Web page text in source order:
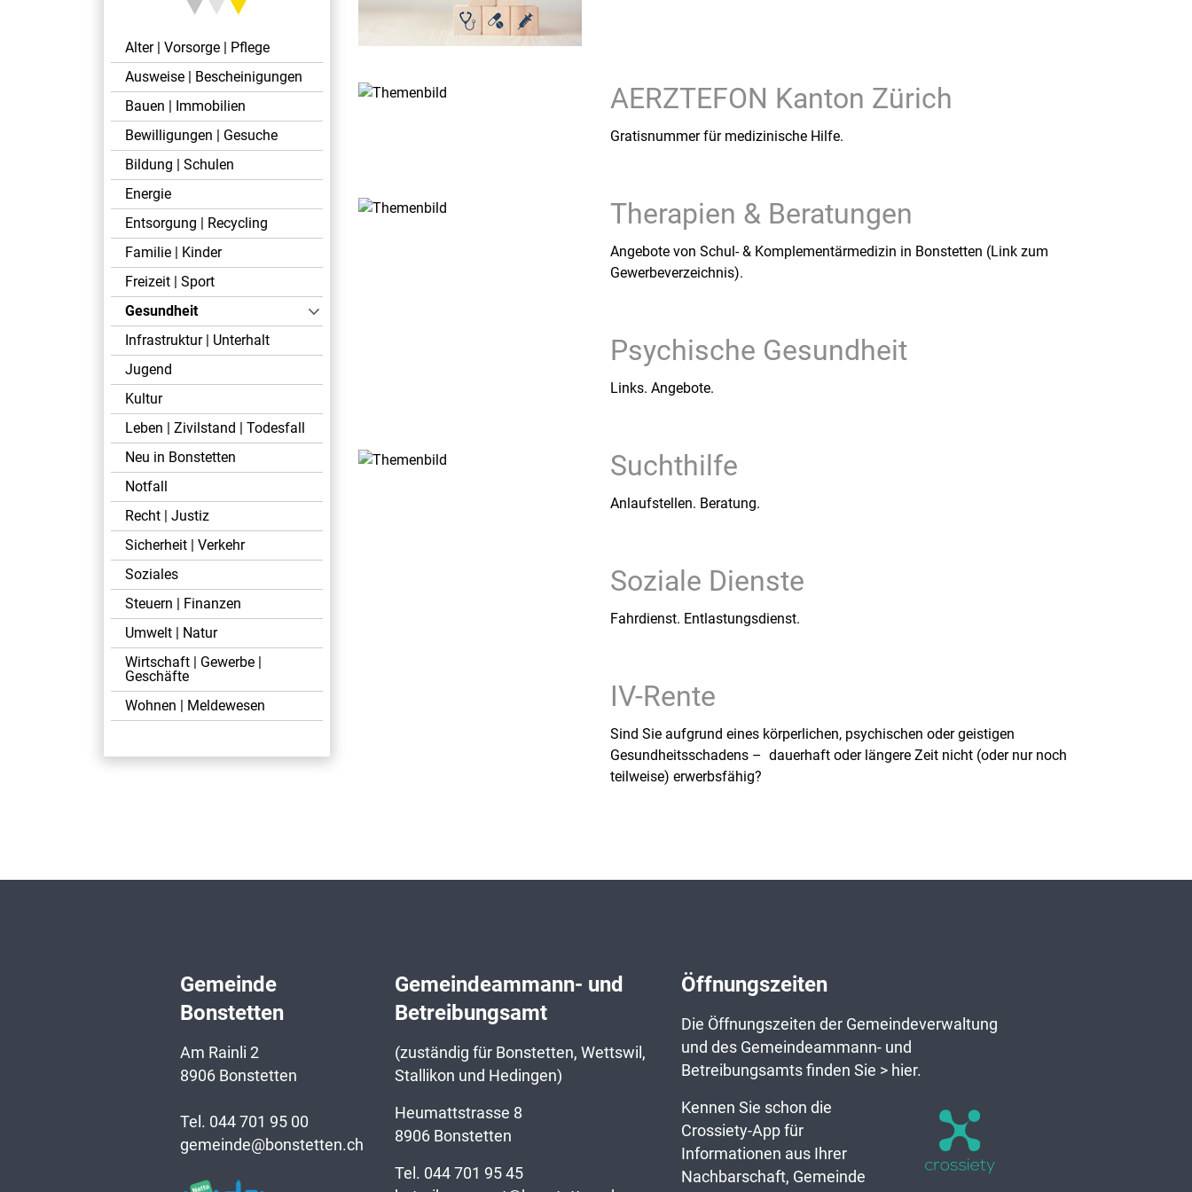
Alter | Vorsorge | Pflege
Ausweise | Bescheinigungen
Bauen | Immobilien
Bewilligungen | Gesuche
Bildung | Schulen
Energie
Entsorgung | Recycling
Familie | Kinder
Freizeit | Sport
Gesundheit
(ausgewählt)
Infrastruktur | Unterhalt
Jugend
Kultur
Leben | Zivilstand | Todesfall
Neu in Bonstetten
Notfall
Recht | Justiz
Sicherheit | Verkehr
Soziales
Steuern | Finanzen
Umwelt | Natur
Wirtschaft | Gewerbe |
Geschäfte
Wohnen | Meldewesen
AERZTEFON Kanton Zürich
Gratisnummer für medizinische Hilfe.
Therapien & Beratungen
Angebote von Schul- & Komplementärmedizin in Bonstetten (Link zum
Gewerbeverzeichnis).
Psychische Gesundheit
Links. Angebote.
Suchthilfe
Anlaufstellen. Beratung.
Soziale Dienste
Fahrdienst. Entlastungsdienst.
IV-Rente
Sind Sie aufgrund eines körperlichen, psychischen oder geistigen
Gesundheitsschadens – dauerhaft oder längere Zeit nicht (oder nur noch
teilweise) erwerbsfähig?
Gemeinde
Bonstetten
Am Rainli 2
8906 Bonstetten
Tel. 044 701 95 00
gemeinde@bonstetten.ch
Gemeindeammann- und
Betreibungsamt
(zuständig für Bonstetten, Wettswil,
Stallikon und Hedingen)
Heumattstrasse 8
8906 Bonstetten
Tel. 044 701 95 45
Öffnungszeiten
Die Öffnungszeiten der Gemeindeverwaltung
und des Gemeindeammann- und
Betreibungsamts finden Sie > hier.
Kennen Sie schon die
Crossiety-App für
Informationen aus Ihrer
Nachbarschaft, Gemeinde